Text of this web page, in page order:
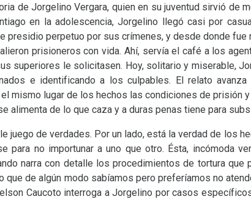
de Jorgelino Vergara, quien en su juventud sirvió de
en la adolescencia, Jorgelino llegó casi por
presidio perpetuo por sus crímenes, y desde donde
prisioneros con vida. Ahí, servía el café a los
superiores le solicitasen. Hoy, solitario y miserable,
e identificando a los culpables. El relato
mismo lugar de los hechos las condiciones de prisión
alimenta de lo que caza y a duras penas tiene para
juego de verdades. Por un lado, está la verdad de los
para no importunar a uno que otro. Ésta, incómoda
narra con detalle los procedimientos de tortura que
que de algún modo sabíamos pero preferíamos no
Caucoto interroga a Jorgelino por casos